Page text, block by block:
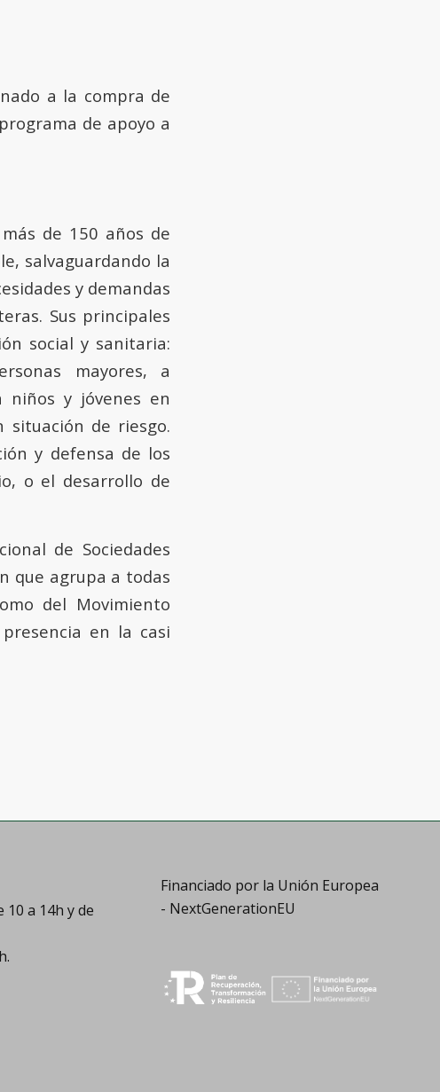
a la compra de
de apoyo a
de 150 años de
salvaguardando la
y demandas
Sus principales
social y sanitaria:
mayores, a
niños y jóvenes en
situación de riesgo.
y defensa de los
o el desarrollo de
de Sociedades
que agrupa a todas
del Movimiento
en la casi
10 a 14h y de
Financiado por la Unión Europea
- NextGenerationEU